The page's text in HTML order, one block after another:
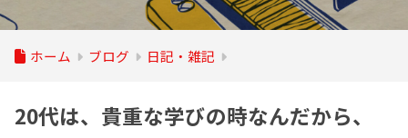
ホーム ブログ 日記・雑記
20代は、貴重な学びの時なんだから、